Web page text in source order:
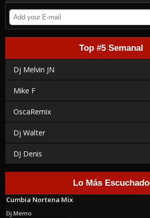
Top #5 Semanal
Dj Melvin JN
Mike F
OscaRemix
Dj Walter
DJ Denis
Lo Más Escuchado
Cumbia Nortena Mix
Dj Memo